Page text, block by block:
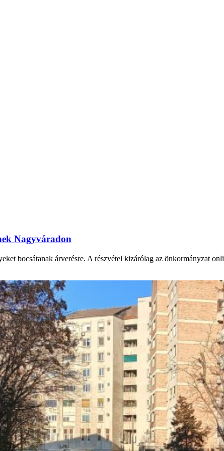
Nagyváradon
bocsátanak árverésre. A részvétel kizárólag az önkormányzat